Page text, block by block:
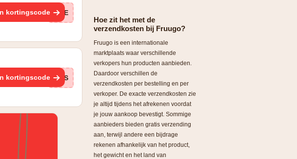
kortingscode jrE
kortingscode Q3S
Hoe zit het met de
verzendkosten bij Fruugo?
Fruugo is een internationale
marktplaats waar verschillende
verkopers hun producten aanbieden.
Daardoor verschillen de
verzendkosten per bestelling en per
verkoper. De exacte verzendkosten zie
je altijd tijdens het afrekenen voordat
je jouw aankoop bevestigt. Sommige
aanbieders bieden gratis verzending
aan, terwijl andere een bijdrage
rekenen afhankelijk van het product,
het gewicht en het land van